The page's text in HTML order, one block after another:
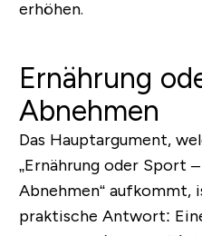
erhöhen.
Ernährung
Abnehmen
Das Hauptargument,
„Ernährung oder Sport
Abnehmen“ aufkommt,
praktische Antwort: